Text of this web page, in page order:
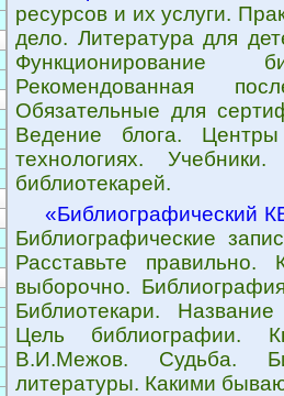
ресурсов и их услуги.
дело. Литература для
Функционирование
Рекомендованная
Обязательные для
Ведение блога.
технологиях.
библиотекарей.
«Библиографический
Библиографические
Расставьте
выборочно.
Библиотекари.
Цель библиографии.
В.И.Межов. Судьба.
литературы. Какими